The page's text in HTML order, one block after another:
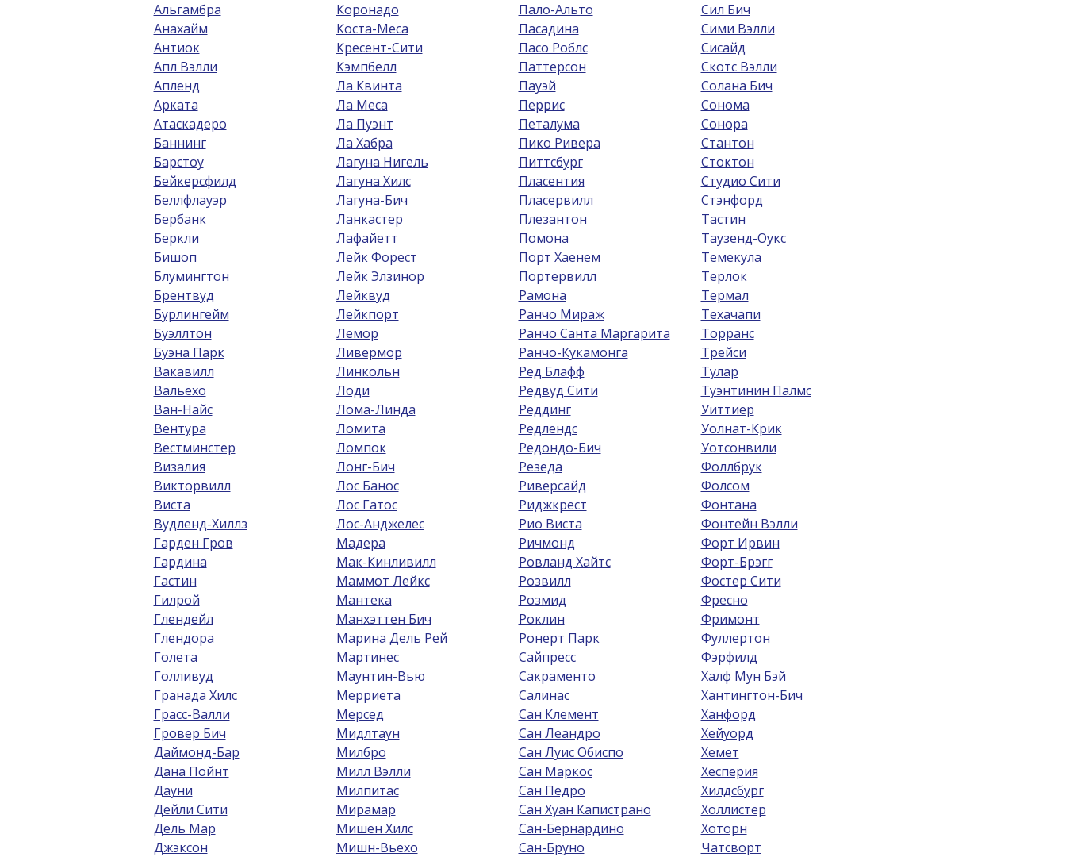
Альгамбра
Анахайм
Антиок
Апл Вэлли
Апленд
Арката
Атаскадеро
Баннинг
Барстоу
Бейкерсфилд
Беллфлауэр
Бербанк
Беркли
Бишоп
Блумингтон
Брентвуд
Бурлингейм
Буэллтон
Буэна Парк
Вакавилл
Вальехо
Ван-Найс
Вентура
Вестминстер
Визалия
Викторвилл
Виста
Вудленд-Хиллз
Гарден Гров
Гардина
Гастин
Гилрой
Глендейл
Глендора
Голета
Голливуд
Гранада Хилс
Грасс-Валли
Гровер Бич
Даймонд-Бар
Дана Пойнт
Дауни
Дейли Сити
Дель Мар
Джэксон
Коронадо
Коста-Меса
Кресент-Сити
Кэмпбелл
Ла Квинта
Ла Меса
Ла Пуэнт
Ла Хабра
Лагуна Нигель
Лагуна Хилс
Лагуна-Бич
Ланкастер
Лафайетт
Лейк Форест
Лейк Элзинор
Лейквуд
Лейкпорт
Лемор
Ливермор
Линкольн
Лоди
Лома-Линда
Ломита
Ломпок
Лонг-Бич
Лос Банос
Лос Гатос
Лос-Анджелес
Мадера
Мак-Кинливилл
Маммот Лейкс
Мантека
Манхэттен Бич
Марина Дель Рей
Мартинес
Маунтин-Вью
Мерриета
Мерсед
Мидлтаун
Милбро
Милл Вэлли
Милпитас
Мирамар
Мишен Хилс
Мишн-Вьехо
Пало-Альто
Пасадина
Пасо Роблс
Паттерсон
Пауэй
Перрис
Петалума
Пико Ривера
Питтсбург
Пласентия
Пласервилл
Плезантон
Помона
Порт Хаенем
Портервилл
Рамона
Ранчо Мираж
Ранчо Санта Маргарита
Ранчо-Кукамонга
Ред Блафф
Редвуд Сити
Реддинг
Редлендс
Редондо-Бич
Резеда
Риверсайд
Риджкрест
Рио Виста
Ричмонд
Ровланд Хайтс
Розвилл
Розмид
Роклин
Ронерт Парк
Сайпресс
Сакраменто
Салинас
Сан Клемент
Сан Леандро
Сан Луис Обиспо
Сан Маркос
Сан Педро
Сан Хуан Капистрано
Сан-Бернардино
Сан-Бруно
Сил Бич
Сими Вэлли
Сисайд
Скотс Вэлли
Солана Бич
Сонома
Сонора
Стантон
Стоктон
Студио Сити
Стэнфорд
Тастин
Таузенд-Оукс
Темекула
Терлок
Термал
Техачапи
Торранс
Трейси
Тулар
Туэнтинин Палмс
Уиттиер
Уолнат-Крик
Уотсонвили
Фоллбрук
Фолсом
Фонтана
Фонтейн Вэлли
Форт Ирвин
Форт-Брэгг
Фостер Сити
Фресно
Фримонт
Фуллертон
Фэрфилд
Халф Мун Бэй
Хантингтон-Бич
Ханфорд
Хейуорд
Хемет
Хесперия
Хилдсбург
Холлистер
Хоторн
Чатсворт